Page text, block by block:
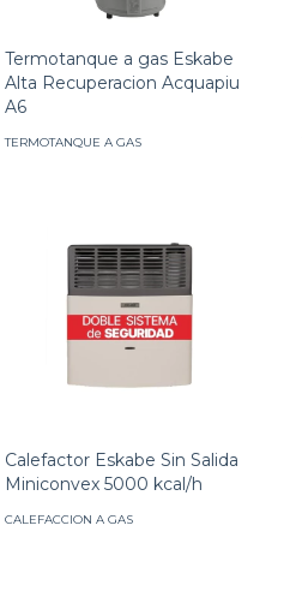
Termotanque a gas Eskabe
Alta Recuperacion Acquapiu
A6
TERMOTANQUE A GAS
Calefactor Eskabe Sin Salida
Miniconvex 5000 kcal/h
CALEFACCION A GAS